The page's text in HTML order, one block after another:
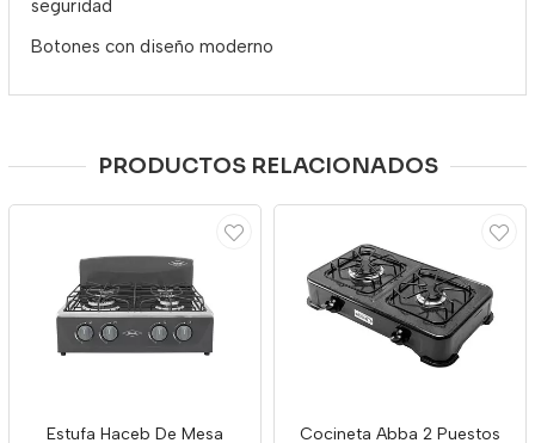
seguridad
Botones con diseño moderno
PRODUCTOS RELACIONADOS
Estufa Haceb De Mesa Cocineta Abba 2 Puestos